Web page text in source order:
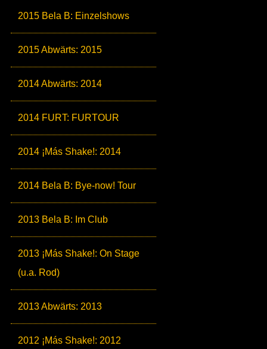
2015 Bela B: Einzelshows
2015 Abwärts: 2015
2014 Abwärts: 2014
2014 FURT: FURTOUR
2014 ¡Más Shake!: 2014
2014 Bela B: Bye-now! Tour
2013 Bela B: Im Club
2013 ¡Más Shake!: On Stage
(u.a. Rod)
2013 Abwärts: 2013
2012 ¡Más Shake!: 2012